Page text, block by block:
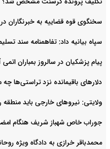
سخنگوی قوه قضاییه به خبرنگاران
سپاه بیانیه داد: تفاهمنامه سند
پیام پزشکیان در سالروز بمباران
دلارهای باقیمانده نزد تراستی‌ها
ولایتی: نیروهای خارجی باید
جوراب خاص شهباز شریف هنگام
محمدباقر خرازی به دادگاه ویژه